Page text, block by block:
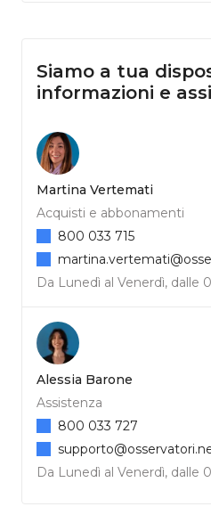
Siamo a tua
informazioni e
Martina Vertemati
Acquisti e abbonamenti
Da Lunedì al Venerdì, dalle
800 033 715
Alessia Barone
Assistenza
Da Lunedì al Venerdì, dalle
800 033 727